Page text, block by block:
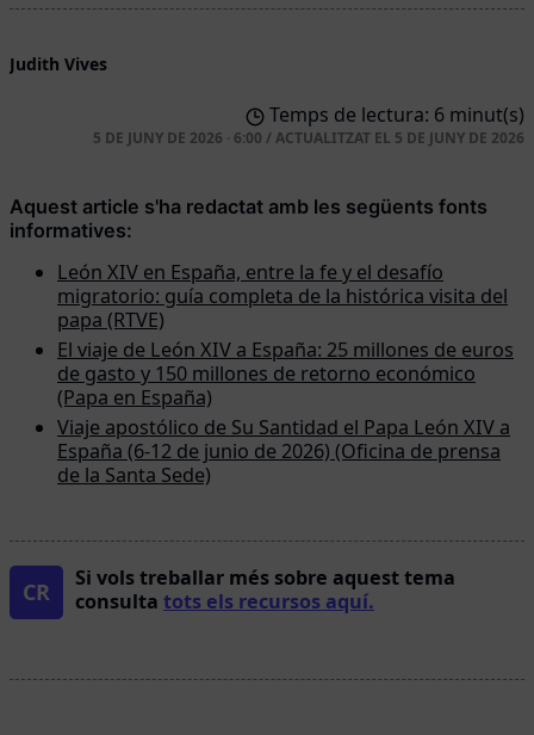
Judith Vives
Temps de lectura: 6 minut(s)
5 DE JUNY DE 2026 · 6:00 /ACTUALITZAT EL 5 DE JUNY DE 2026
Aquest article s'ha redactat amb les següents fonts
informatives:
León XIV en España, entre la fe y el desafío
migratorio: guía completa de la histórica visita del
papa (RTVE)
El viaje de León XIV a España: 25 millones de euros
de gasto y 150 millones de retorno económico
(Papa en España)
Viaje apostólico de Su Santidad el Papa León XIV a
España (6-12 de junio de 2026) (Oficina de prensa
de la Santa Sede)
CR
Si vols treballar més sobre aquest tema
consulta tots els recursos aquí.